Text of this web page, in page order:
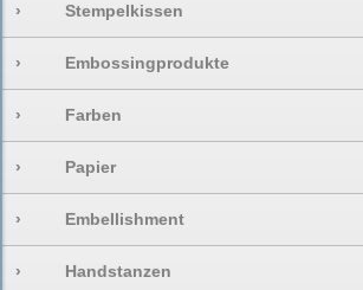
› Stempelkissen
› Embossingprodukte
› Farben
› Papier
› Embellishment
› Handstanzen